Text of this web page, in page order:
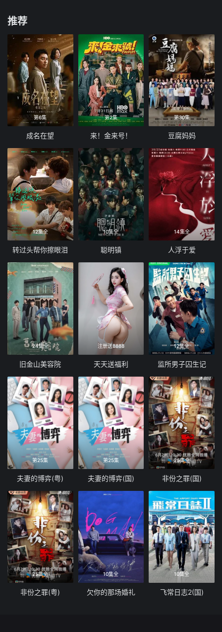
推荐
第6集
成名在望
第2集
来！金来号！
第30集
豆腐妈妈
12集全
转过头帮你擦眼泪
10集全
聪明镇
14集全
人浮于爱
24集全
旧金山美容院
注册送8888
天天送福利
12集全
监所男子囚生记
第25集
夫妻的博弈(粤)
第25集
夫妻的博弈(国)
25集全
非份之罪(国)
25集全
非份之罪(粤)
10集全
欠你的那场婚礼
10集全
飞常日志2(国)